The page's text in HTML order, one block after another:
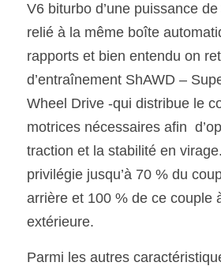
V6 biturbo d’une puissance
relié à la même boîte
rapports et bien entendu on
d’entraînement ShAWD –
Wheel Drive -qui distribue le
motrices nécessaires afin
traction et la stabilité en
privilégie jusqu’à 70 % du
arrière et 100 % de ce couple
extérieure.
Parmi les autres